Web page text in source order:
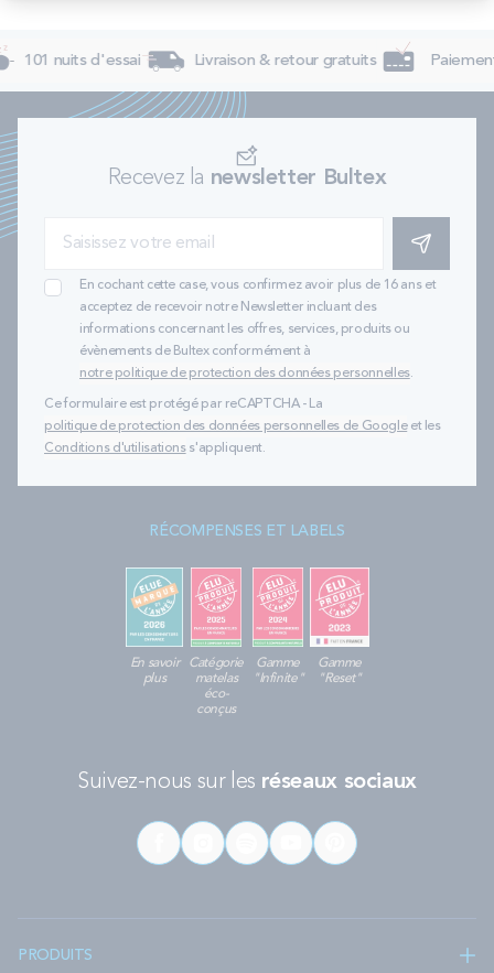
101 nuits d'essai Livraison & retour gratuits
Recevez la newsletter Bultex
S'INSCRIRE
En cochant cette case, vous confirmez avoir plus de 16 ans et
acceptez de recevoir notre Newsletter incluant des
informations concernant les offres, services, produits ou
évènements de Bultex conformément à
notre politique de protection des données personnelles.
Ce formulaire est protégé par reCAPTCHA - La
politique de protection des données personnelles de Googleet les
Conditions d'utilisationss'appliquent.
RÉCOMPENSES ET LABELS
En savoir
plus
Catégorie
matelas
éco-
conçus
Gamme
"Infinite"
Gamme
"Reset"
Suivez-nous sur les réseaux sociaux
PRODUITS